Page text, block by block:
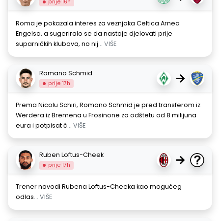
prije 16h
Roma je pokazala interes za veznjaka Celtica Arnea
Engelsa, a sugeriralo se da nastoje djelovati prije
suparničkih klubova, no nij... VIŠE
Romano Schmid
prije 17h →
Prema Nicolu Schiri, Romano Schmid je pred transferom iz
Werdera iz Bremena u Frosinone za odštetu od 8 milijuna
eura i potpisat ć... VIŠE
Ruben Loftus-Cheek
prije 17h →
Trener navodi Rubena Loftus-Cheeka kao mogućeg
odlas... VIŠE